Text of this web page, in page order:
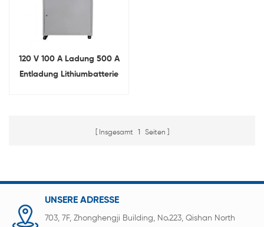
120 V 100 A Ladung 500 A
Entladung Lithiumbatterie
Insgesamt 1 Seiten
UNSERE ADRESSE
703, 7F, Zhonghengji Building, No.223, Qishan North